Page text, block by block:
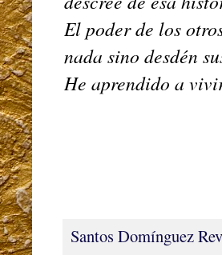
El poder de los
nada sino desdén
He aprendido a
Santos Domínguez